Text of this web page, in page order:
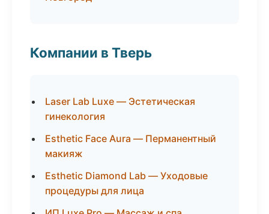
Компании в Тверь
Laser Lab Luxe — Эстетическая
гинекология
Esthetic Face Aura — Перманентный
макияж
Esthetic Diamond Lab — Уходовые
процедуры для лица